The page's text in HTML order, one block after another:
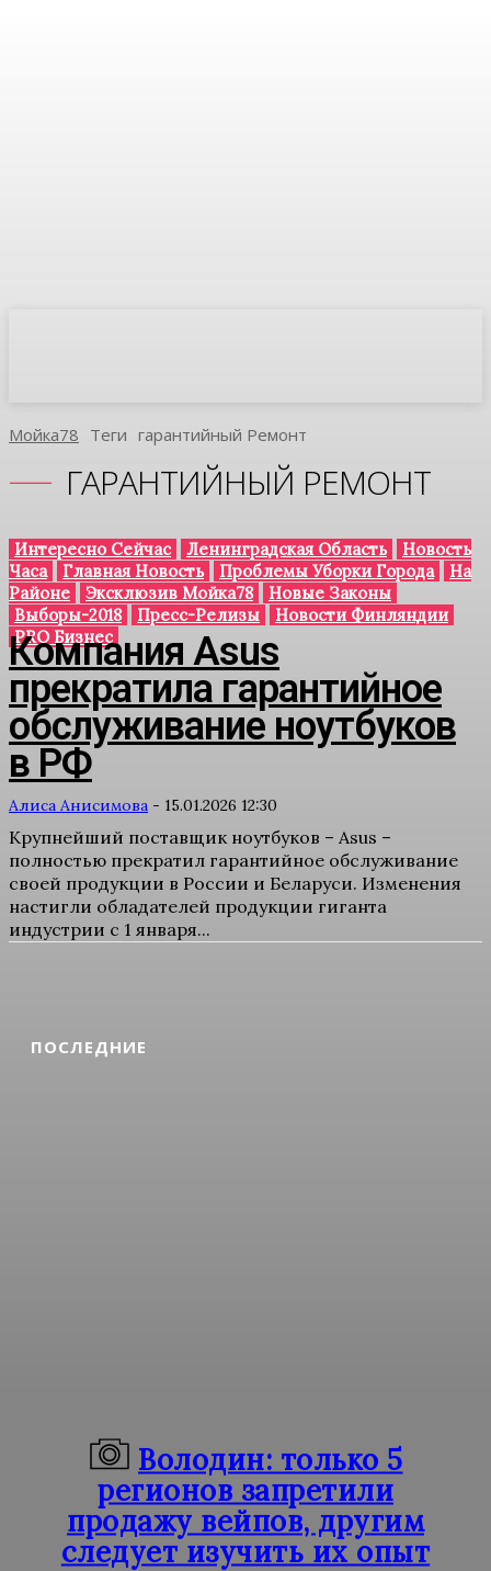
ПОСЛЕДНИЕ
Володин: только 5
регионов запретили
продажу вейпов, другим
следует изучить их опыт
Мойка78 Теги Гарантийный Ремонт
ГАРАНТИЙНЫЙ РЕМОНТ
Интересно Сейчас Ленинградская Область
Новость
Часа
Главная Новость Проблемы Уборки Города
На
Районе
Эксклюзив Мойка78
Новые Законы
Выборы-2018
Пресс-Релизы
Новости Финляндии
PRO Бизнес
Компания Asus
прекратила гарантийное
обслуживание ноутбуков
в РФ
Алиса Анисимова - 15.01.2026 12:30
Крупнейший поставщик ноутбуков – Asus –
полностью прекратил гарантийное обслуживание
своей продукции в России и Беларуси. Изменения
настигли обладателей продукции гиганта
индустрии с 1 января...